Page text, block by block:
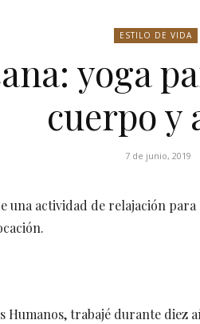
ESTILO DE VIDA
yoga
cuerpo y
7 de junio, 2019
una actividad de relajación
Humanos, trabajé durante diez